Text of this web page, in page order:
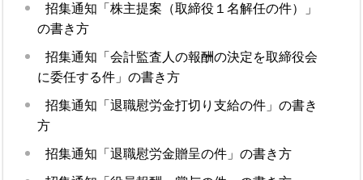
招集通知「株主提案（取締役１名解任の件）」
の書き方
招集通知「会計監査人の報酬の決定を取締役会
に委任する件」の書き方
招集通知「退職慰労金打切り支給の件」の書き
方
招集通知「退職慰労金贈呈の件」の書き方